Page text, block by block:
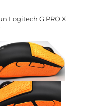
Logitech G PRO X